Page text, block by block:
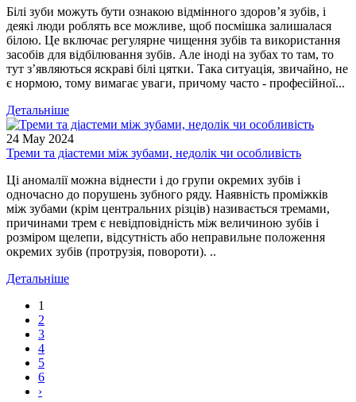
Білі зуби можуть бути ознакою відмінного здоровʼя зубів, і
деякі люди роблять все можливе, щоб посмішка залишалася
білою. Це включає регулярне чищення зубів та використання
засобів для відбілювання зубів. Але іноді на зубах то там, то
тут зʼявляються яскраві білі цятки. Така ситуація, звичайно, не
є нормою, тому вимагає уваги, причому часто - професійної...
Детальніше
24 May 2024
Треми та діастеми між зубами, недолік чи особливість
Ці аномалії можна віднести і до групи окремих зубів і
одночасно до порушень зубного ряду. Наявність проміжків
між зубами (крім центральних різців) називається тремами,
причинами трем є невідповідність між величиною зубів і
розміром щелепи, відсутність або неправильне положення
окремих зубів (протрузія, повороти). ..
Детальніше
1
2
3
4
5
6
›